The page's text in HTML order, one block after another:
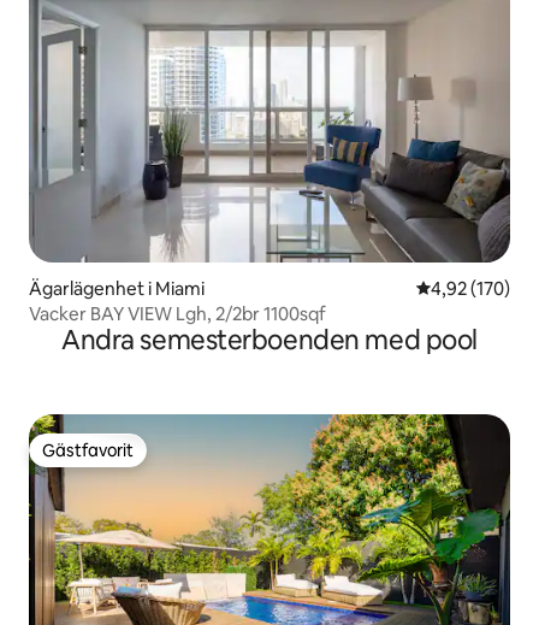
Ägarlägenhet i Miami 4,92 av 5 i
4,92 (170)
Vacker BAY VIEW Lgh, 2/2br 1100sqf
Andra semesterboenden med pool
Gästfavorit
Gästfavorit